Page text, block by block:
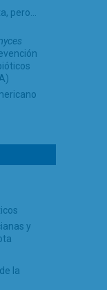
pero…
y
la